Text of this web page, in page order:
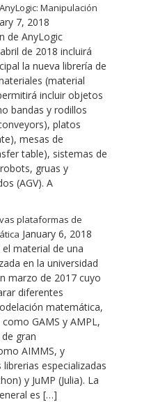
Manipulación
7, 2018
de AnyLogic
de 2018 incluirá
la nueva librería de
(material
incluir objetos
bandas y rodillos
platos
mesas de
table), sistemas de
gruas y
(AGV). A
plataformas de
January 6, 2018
material de una
en la universidad
marzo de 2017 cuyo
diferentes
matemática,
GAMS y AMPL,
gran
AIMMS, y
especializadas
y JuMP (Julia). La
es […]